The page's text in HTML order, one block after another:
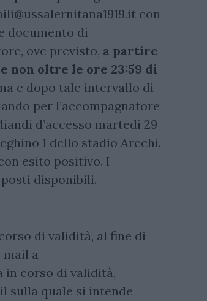
con
documento di
ove previsto, a partire
non oltre le ore 23:59 di
e dopo tale intervallo di
per l’accompagnatore
d’accesso martedì 29
1 dello stadio Arechi.
esito positivo. I
disponibili.
di validità, al fine di
mail a
in corso di validità,
sulla quale si intende